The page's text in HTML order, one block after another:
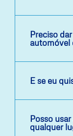
Preciso
automóvel
E se eu
Posso
qualquer